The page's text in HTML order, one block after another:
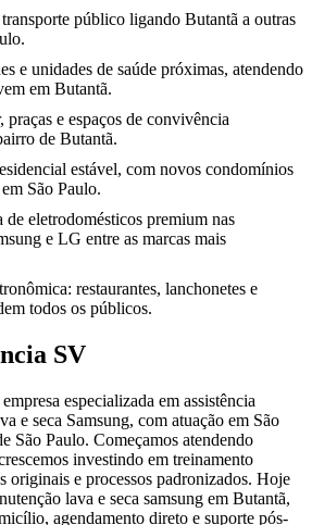
público ligando Butantã a outras
e unidades de saúde próximas, atendendo
em Butantã.
praças e espaços de convivência
de Butantã.
estável, com novos condomínios
São Paulo.
de eletrodomésticos premium nas
e LG entre as marcas mais
restaurantes, lanchonetes e
todos os públicos.
SV
especializada em assistência
e seca Samsung, com atuação em São
São Paulo. Começamos atendendo
investindo em treinamento
originais e processos padronizados. Hoje
lava e seca samsung em Butantã,
agendamento direto e suporte pós-